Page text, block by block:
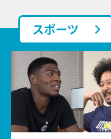
スポーツ